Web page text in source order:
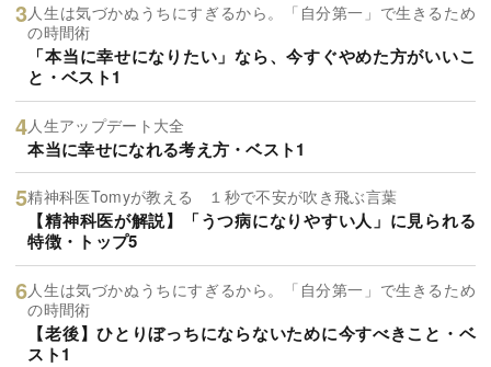
人生は気づかぬうちにすぎるから。「自分第一」で生きるため
の時間術
「本当に幸せになりたい」なら、今すぐやめた方がいいこ
と・ベスト1
人生アップデート大全
本当に幸せになれる考え方・ベスト1
精神科医Tomyが教える １秒で不安が吹き飛ぶ言葉
【精神科医が解説】「うつ病になりやすい人」に見られる
特徴・トップ5
人生は気づかぬうちにすぎるから。「自分第一」で生きるため
の時間術
【老後】ひとりぼっちにならないために今すべきこと・ベ
スト1